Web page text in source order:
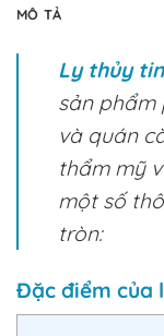
MÔ TẢ
Ly thủy
sản phẩm
và quán
thẩm mỹ
một số
tròn:
Đặc điểm của